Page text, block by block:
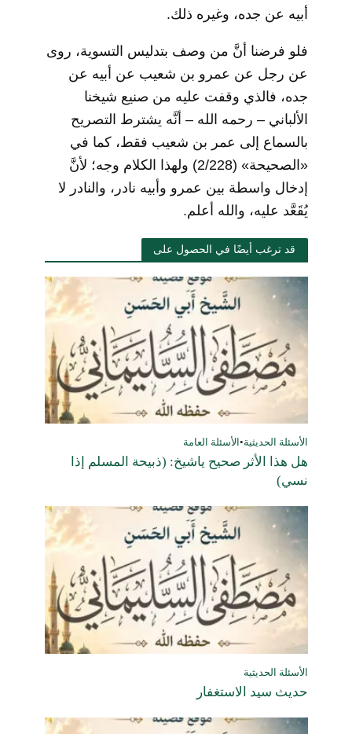
أبيه عن جده، وغيره ذلك.
فلو فرضنا أنَّ من وصف بتدليس التسوية، روى
عن رجل عن عمرو بن شعيب عن أبيه عن
جده، فالذي وقفت عليه من صنيع شيخنا
الألباني– رحمه الله– أنَّه يشترط التصريح
بالسماع إلى عمر بن شعيب فقط، كما في
«الصحيحة» (2/228) ولهذا الكلام وجه؛ لأنَّ
إدخال واسطة بين عمرو وأبيه نادر، والنادر لا
يُقَعَّد عليه، والله أعلم.
قد ترغب أيضًا في الحصول على
الأسئلة الحديثية• الأسئلة العامة
هل هذا الأثر صحيح ياشيخ: (ذبيحة المسلم إذا
نسي)
الأسئلة الحديثية
حديث سيد الاستغفار